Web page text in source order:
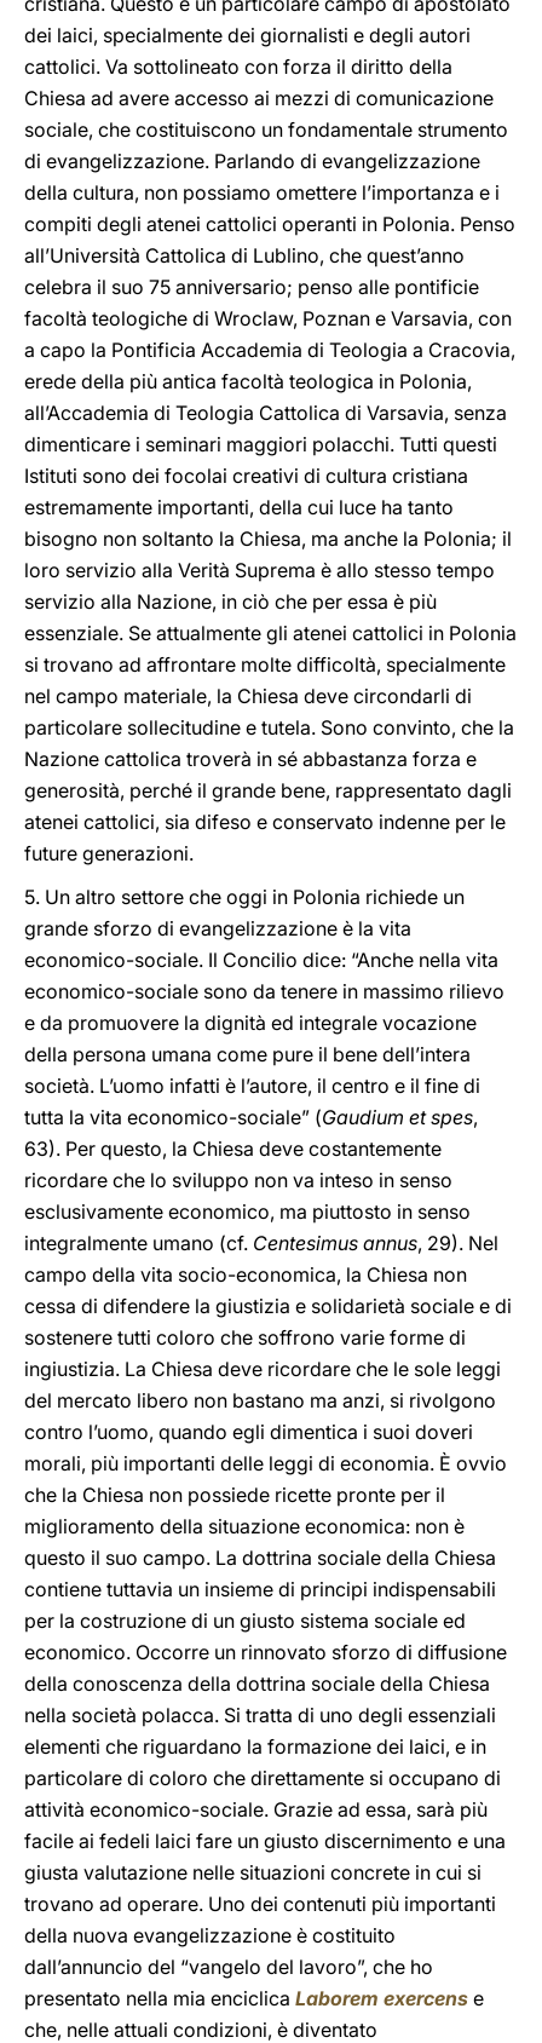
dei laici, specialmente dei giornalisti e degli autori
cattolici. Va sottolineato con forza il diritto della
Chiesa ad avere accesso ai mezzi di comunicazione
sociale, che costituiscono un fondamentale strumento
di evangelizzazione. Parlando di evangelizzazione
della cultura, non possiamo omettere l’importanza e i
compiti degli atenei cattolici operanti in Polonia. Penso
all’Università Cattolica di Lublino, che quest’anno
celebra il suo 75 anniversario; penso alle pontificie
facoltà teologiche di Wroclaw, Poznan e Varsavia, con
a capo la Pontificia Accademia di Teologia a Cracovia,
erede della più antica facoltà teologica in Polonia,
all’Accademia di Teologia Cattolica di Varsavia, senza
dimenticare i seminari maggiori polacchi. Tutti questi
Istituti sono dei focolai creativi di cultura cristiana
estremamente importanti, della cui luce ha tanto
bisogno non soltanto la Chiesa, ma anche la Polonia; il
loro servizio alla Verità Suprema è allo stesso tempo
servizio alla Nazione, in ciò che per essa è più
essenziale. Se attualmente gli atenei cattolici in Polonia
si trovano ad affrontare molte difficoltà, specialmente
nel campo materiale, la Chiesa deve circondarli di
particolare sollecitudine e tutela. Sono convinto, che la
Nazione cattolica troverà in sé abbastanza forza e
generosità, perché il grande bene, rappresentato dagli
atenei cattolici, sia difeso e conservato indenne per le
future generazioni.
5. Un altro settore che oggi in Polonia richiede un
grande sforzo di evangelizzazione è la vita
economico-sociale. Il Concilio dice: “Anche nella vita
economico-sociale sono da tenere in massimo rilievo
e da promuovere la dignità ed integrale vocazione
della persona umana come pure il bene dell’intera
società. L’uomo infatti è l’autore, il centro e il fine di
tutta la vita economico-sociale” (Gaudium et spes,
63). Per questo, la Chiesa deve costantemente
ricordare che lo sviluppo non va inteso in senso
esclusivamente economico, ma piuttosto in senso
integralmente umano (cf. Centesimus annus, 29). Nel
campo della vita socio-economica, la Chiesa non
cessa di difendere la giustizia e solidarietà sociale e di
sostenere tutti coloro che soffrono varie forme di
ingiustizia. La Chiesa deve ricordare che le sole leggi
del mercato libero non bastano ma anzi, si rivolgono
contro l’uomo, quando egli dimentica i suoi doveri
morali, più importanti delle leggi di economia. È ovvio
che la Chiesa non possiede ricette pronte per il
miglioramento della situazione economica: non è
questo il suo campo. La dottrina sociale della Chiesa
contiene tuttavia un insieme di principi indispensabili
per la costruzione di un giusto sistema sociale ed
economico. Occorre un rinnovato sforzo di diffusione
della conoscenza della dottrina sociale della Chiesa
nella società polacca. Si tratta di uno degli essenziali
elementi che riguardano la formazione dei laici, e in
particolare di coloro che direttamente si occupano di
attività economico-sociale. Grazie ad essa, sarà più
facile ai fedeli laici fare un giusto discernimento e una
giusta valutazione nelle situazioni concrete in cui si
trovano ad operare. Uno dei contenuti più importanti
della nuova evangelizzazione è costituito
dall’annuncio del “vangelo del lavoro”, che ho
presentato nella mia enciclica Laborem exercens e
che, nelle attuali condizioni, è diventato